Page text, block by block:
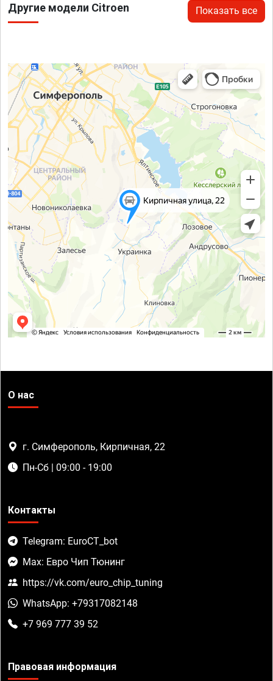
Другие модели Citroen Показать все
О нас
г. Симферополь, Кирпичная, 22
Пн-Сб | 09:00 - 19:00
Контакты
Telegram: EuroCT_bot
Max: Евро Чип Тюнинг
https://vk.com/euro_chip_tuning
WhatsApp: +79317082148
+7 969 777 39 52
Правовая информация